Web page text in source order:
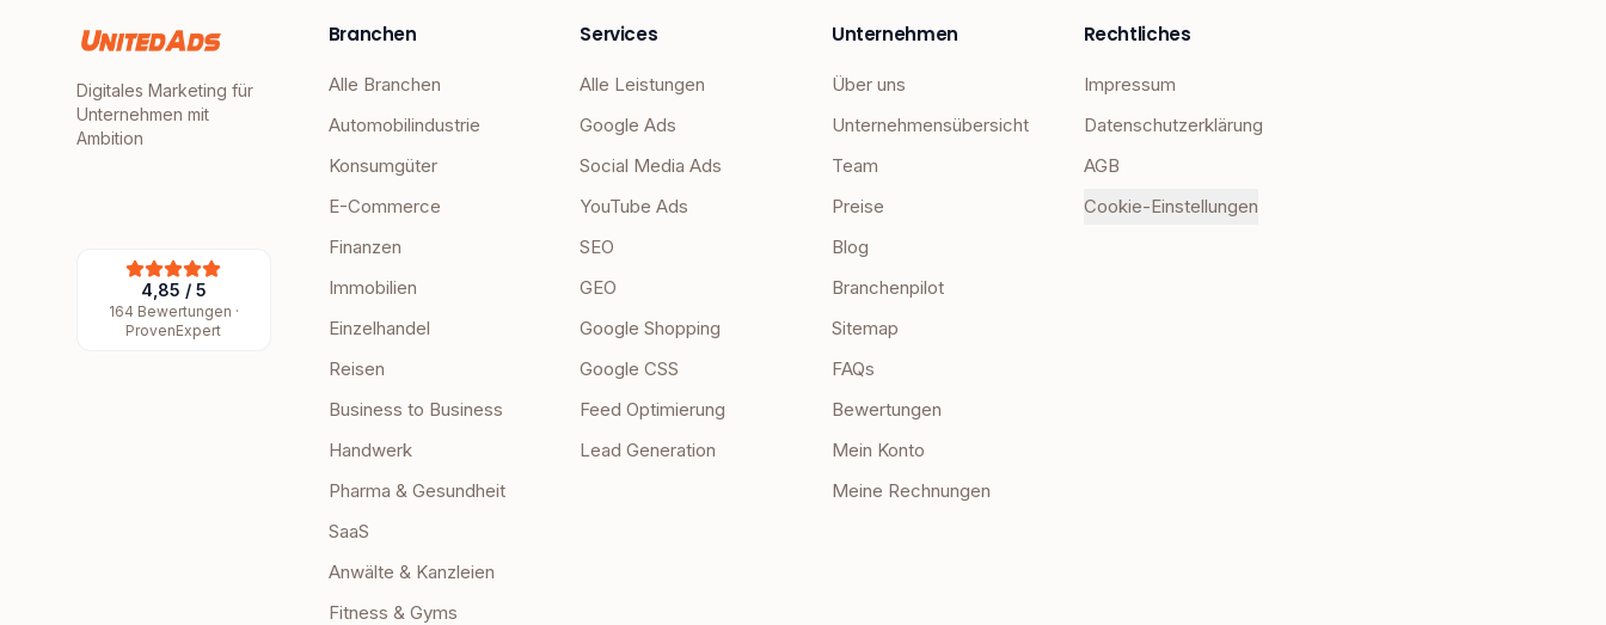
Digitales Marketing für
Unternehmen mit
Ambition
4,85 / 5
164 Bewertungen ·
ProvenExpert
Branchen
Alle Branchen
Automobilindustrie
Konsumgüter
E-Commerce
Finanzen
Immobilien
Einzelhandel
Reisen
Business to Business
Handwerk
Pharma & Gesundheit
SaaS
Anwälte & Kanzleien
Fitness & Gyms
Services
Alle Leistungen
Google Ads
Social Media Ads
YouTube Ads
SEO
GEO
Google Shopping
Google CSS
Feed Optimierung
Lead Generation
Unternehmen
Über uns
Unternehmensübersicht
Team
Preise
Blog
Branchenpilot
Sitemap
FAQs
Bewertungen
Mein Konto
Meine Rechnungen
Rechtliches
Impressum
Datenschutzerklärung
AGB
Cookie-Einstellungen